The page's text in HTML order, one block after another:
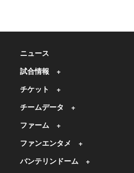
ニュース
試合情報
チケット
チームデータ
ファーム
ファンエンタメ
バンテリンドーム